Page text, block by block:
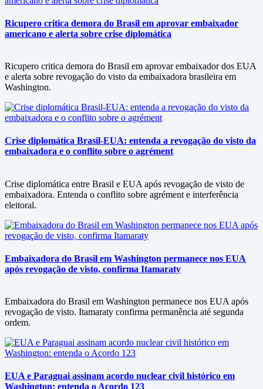
Ricupero critica demora do Brasil em aprovar embaixador
americano e alerta sobre crise diplomática
Ricupero critica demora do Brasil em aprovar embaixador dos EUA
e alerta sobre revogação do visto da embaixadora brasileira em
Washington.
Crise diplomática Brasil-EUA: entenda a revogação do visto da
embaixadora e o conflito sobre o agrément
Crise diplomática entre Brasil e EUA após revogação de visto de
embaixadora. Entenda o conflito sobre agrément e interferência
eleitoral.
Embaixadora do Brasil em Washington permanece nos EUA
após revogação de visto, confirma Itamaraty
Embaixadora do Brasil em Washington permanece nos EUA após
revogação de visto. Itamaraty confirma permanência até segunda
ordem.
EUA e Paraguai assinam acordo nuclear civil histórico em
Washington: entenda o Acordo 123